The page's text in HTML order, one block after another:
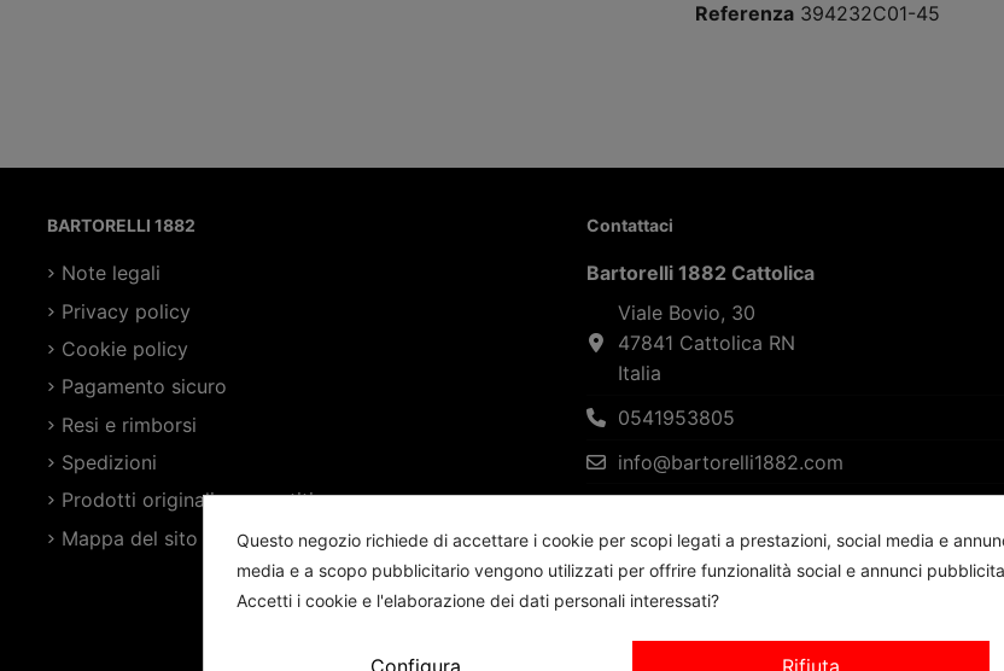
Referenza 394232C01-45
BARTORELLI 1882
Note legali
Privacy policy
Cookie policy
Pagamento sicuro
Resi e rimborsi
Spedizioni
Prodotti originali e garantiti
Mappa del sito
Contattaci
Bartorelli 1882 Cattolica
Viale Bovio, 30
47841 Cattolica RN
Italia
0541953805
info@bartorelli1882.com
Questo negozio richiede di accettare i cookie per scopi legati a prestazioni, social media e
media e a scopo pubblicitario vengono utilizzati per offrire funzionalità social e annunci
Accetti i cookie e l'elaborazione dei dati personali interessati?
Configura Rifiuta